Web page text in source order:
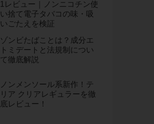
1レビュー｜ノンニコチン使
い捨て電子タバコの味・吸
いごたえを検証
ゾンビたばことは？成分エ
トミデートと法規制につい
て徹底解説
ノンメンソール系新作！テ
リア クリアレギュラーを徹
底レビュー！